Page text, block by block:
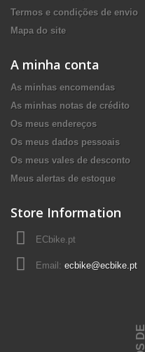
Termos e condições de envio
Mapa do site
A minha conta
As minhas encomendas
As minhas notas de crédito
Os meus endereços
Os meus dados pessoais
Os meus vales de desconto
Meus alertas de estoque
Store Information
ECbike.pt
Email: ecbike@ecbike.pt